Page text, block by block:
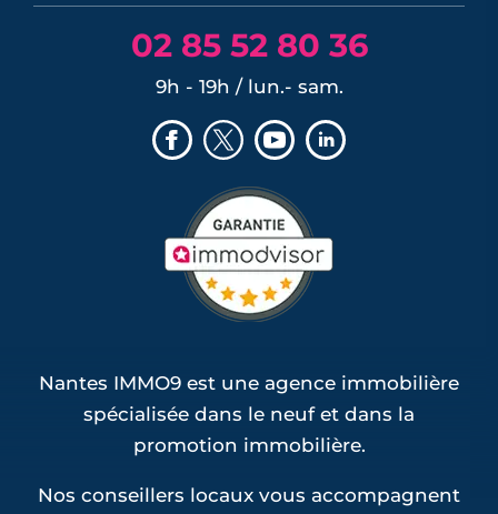
02 85 52 80 36
9h - 19h / lun.- sam.
Nantes IMMO9 est une agence immobilière
spécialisée dans le neuf et dans la
promotion immobilière.
Nos conseillers locaux vous accompagnent